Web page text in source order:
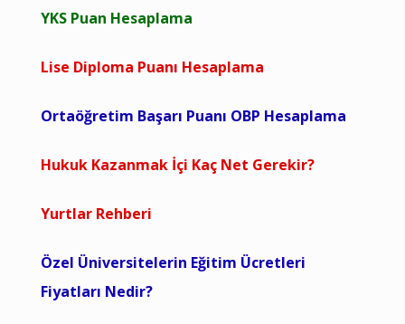
YKS Puan Hesaplama
Lise Diploma Puanı Hesaplama
Ortaöğretim Başarı Puanı OBP Hesaplama
Hukuk Kazanmak İçi Kaç Net Gerekir?
Yurtlar Rehberi
Özel Üniversitelerin Eğitim Ücretleri
Fiyatları Nedir?